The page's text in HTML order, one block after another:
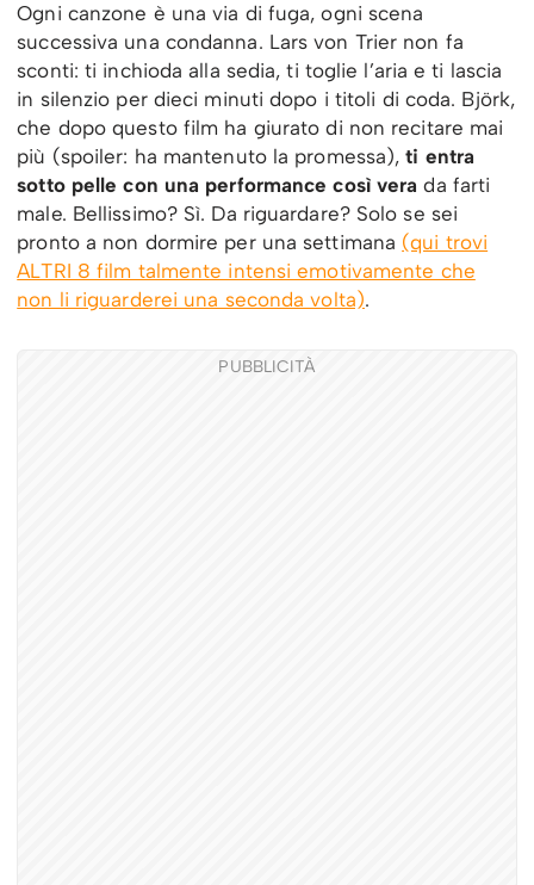
Ogni canzone è una via di fuga, ogni scena
successiva una condanna. Lars von Trier non fa
sconti: ti inchioda alla sedia, ti toglie l’aria e ti lascia
in silenzio per dieci minuti dopo i titoli di coda. Björk,
che dopo questo film ha giurato di non recitare mai
più (spoiler: ha mantenuto la promessa), ti entra
sotto pelle con una performance così verada farti
male. Bellissimo? Sì. Da riguardare? Solo se sei
pronto a non dormire per una settimana (qui trovi
ALTRI 8 film talmente intensi emotivamente che
non li riguarderei una seconda volta).
PUBBLICITÀ